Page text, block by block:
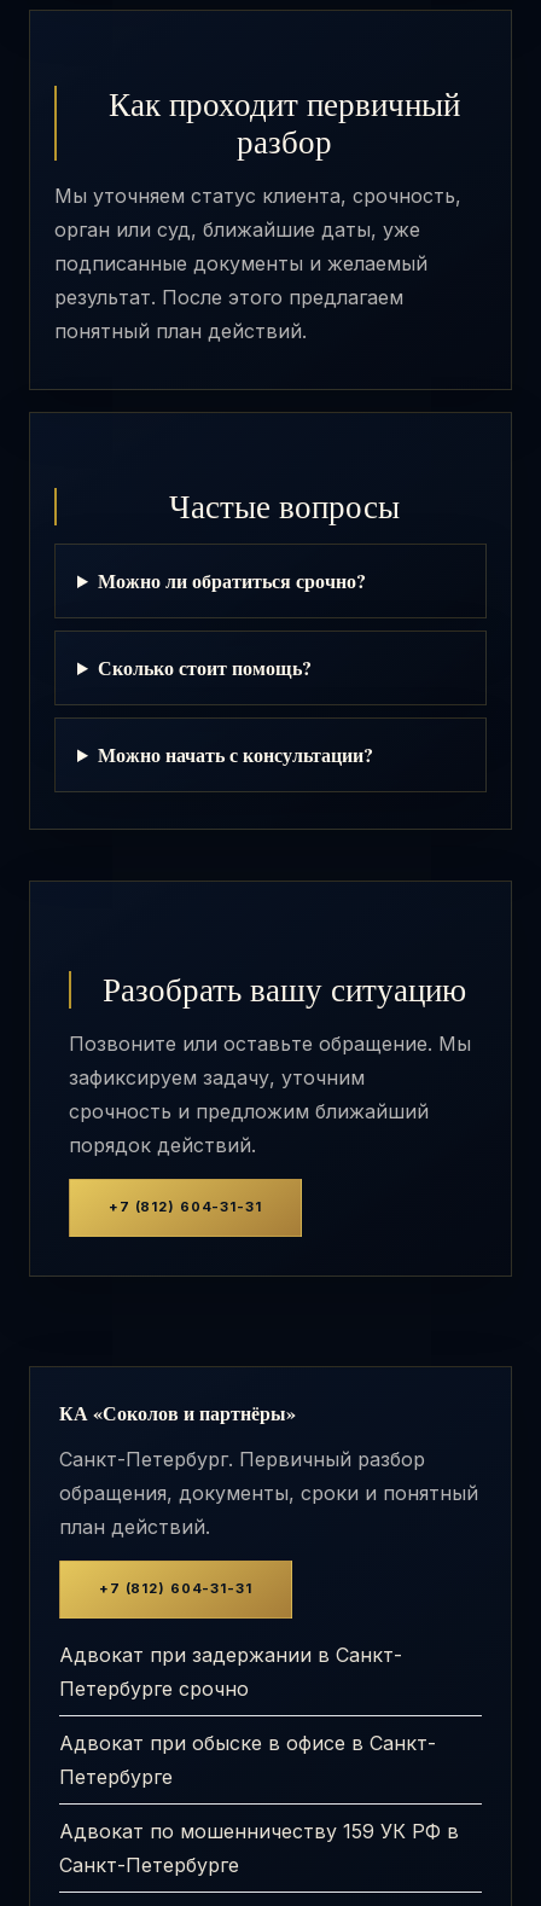
Как проходит первичный
разбор
Мы уточняем статус клиента, срочность,
орган или суд, ближайшие даты, уже
подписанные документы и желаемый
результат. После этого предлагаем
понятный план действий.
Частые вопросы
Можно ли обратиться срочно?
Сколько стоит помощь?
Можно начать с консультации?
Разобрать вашу ситуацию
Позвоните или оставьте обращение. Мы
зафиксируем задачу, уточним
срочность и предложим ближайший
порядок действий.
+7 (812) 604-31-31
КА «Соколов и партнёры»
Санкт-Петербург. Первичный разбор
обращения, документы, сроки и понятный
план действий.
+7 (812) 604-31-31
Адвокат при задержании в Санкт-
Петербурге срочно
Адвокат при обыске в офисе в Санкт-
Петербурге
Адвокат по мошенничеству 159 УК РФ в
Санкт-Петербурге